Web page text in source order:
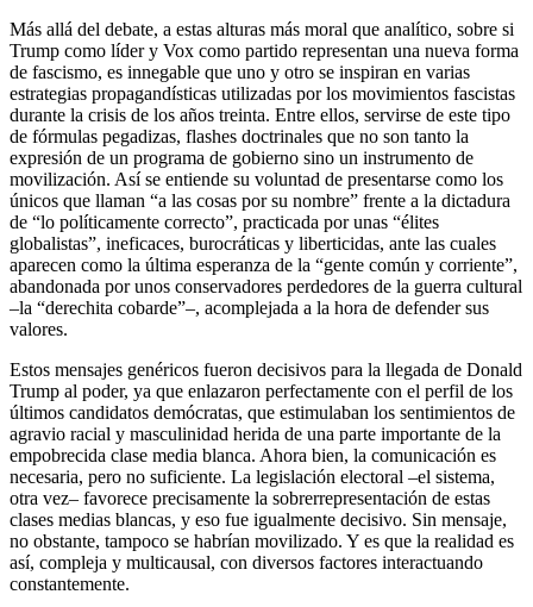
Más allá del debate, a estas alturas más moral que analítico, sobre si
Trump como líder y Vox como partido representan una nueva forma
de fascismo, es innegable que uno y otro se inspiran en varias
estrategias propagandísticas utilizadas por los movimientos fascistas
durante la crisis de los años treinta. Entre ellos, servirse de este tipo
de fórmulas pegadizas, flashes doctrinales que no son tanto la
expresión de un programa de gobierno sino un instrumento de
movilización. Así se entiende su voluntad de presentarse como los
únicos que llaman “a las cosas por su nombre” frente a la dictadura
de “lo políticamente correcto”, practicada por unas “élites
globalistas”, ineficaces, burocráticas y liberticidas, ante las cuales
aparecen como la última esperanza de la “gente común y corriente”,
abandonada por unos conservadores perdedores de la guerra cultural
–la “derechita cobarde”–, acomplejada a la hora de defender sus
valores.
Estos mensajes genéricos fueron decisivos para la llegada de Donald
Trump al poder, ya que enlazaron perfectamente con el perfil de los
últimos candidatos demócratas, que estimulaban los sentimientos de
agravio racial y masculinidad herida de una parte importante de la
empobrecida clase media blanca. Ahora bien, la comunicación es
necesaria, pero no suficiente. La legislación electoral –el sistema,
otra vez– favorece precisamente la sobrerrepresentación de estas
clases medias blancas, y eso fue igualmente decisivo. Sin mensaje,
no obstante, tampoco se habrían movilizado. Y es que la realidad es
así, compleja y multicausal, con diversos factores interactuando
constantemente.